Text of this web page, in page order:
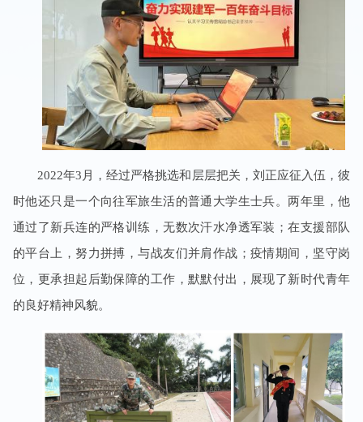
2022年3月，经过严格挑选和层层把关，刘正应征入伍，彼
时他还只是一个向往军旅生活的普通大学生士兵。两年里，他
通过了新兵连的严格训练，无数次汗水净透军装；在支援部队
的平台上，努力拼搏，与战友们并肩作战；疫情期间，坚守岗
位，更承担起后勤保障的工作，默默付出，展现了新时代青年
的良好精神风貌。